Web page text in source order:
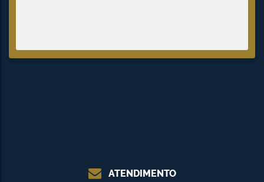
ATENDIMENTO